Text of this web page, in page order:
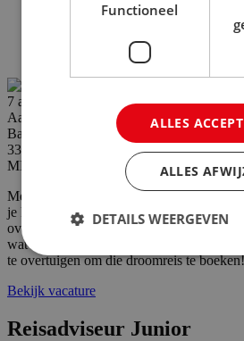
7 augustus
Aalsmeer, Noord-Holland, Nederland
Baan
33-36 uur
MBO
Met jouw ervaring in de reisbranche of
je klaar voor de volgende stap. Vanaf je
over en speel je moeiteloos in op de
wat er in de reiswereld gebeurt. Met je
te overtuigen om die droomreis te
Bekijk vacature
Reisadviseur Junior
Functioneel
ALLES
ALLES
DETAILS WEERGEVEN
Functioneel